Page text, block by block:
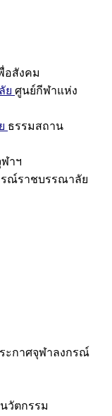
อสังคม
ย ศูนย์กีฬาแห่ง
ธรรมสถาน
าฯ
รณ์ราชบรรณาลัย
ะกาศจุฬาลงกรณ์
วัตกรรม